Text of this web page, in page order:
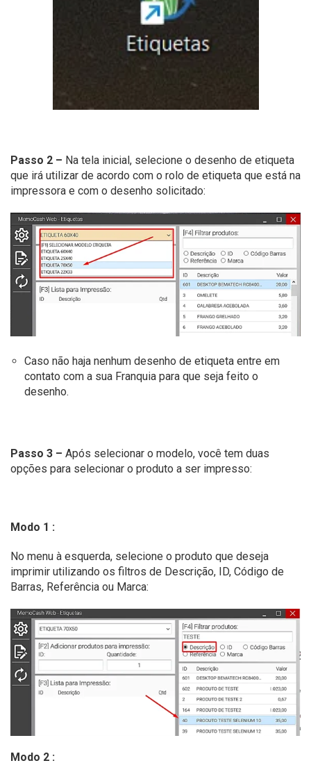
Passo 2 – Na tela inicial, selecione o desenho de etiqueta
que irá utilizar de acordo com o rolo de etiqueta que está na
impressora e com o desenho solicitado:
Caso não haja nenhum desenho de etiqueta entre em
contato com a sua Franquia para que seja feito o
desenho.
Passo 3 – Após selecionar o modelo, você tem duas
opções para selecionar o produto a ser impresso:
Modo 1 :
No menu à esquerda, selecione o produto que deseja
imprimir utilizando os filtros de Descrição, ID, Código de
Barras, Referência ou Marca:
Modo 2 :